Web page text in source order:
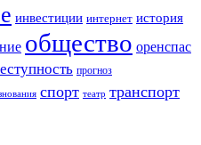
инвестиции интернет история
общество оренспас
прогноз
спорт театр транспорт